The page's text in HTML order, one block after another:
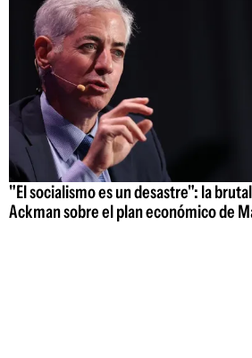
"El socialismo es un desastre": la
Ackman sobre el plan económico de